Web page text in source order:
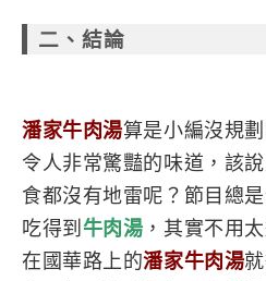
二、結論
潘家牛肉湯算是小編沒規
令人非常驚豔的味道，該
食都沒有地雷呢？節目總
吃得到 牛肉湯 ，其實不用
在國華路上的潘家牛肉湯